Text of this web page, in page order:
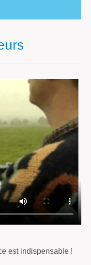
est indispensable !